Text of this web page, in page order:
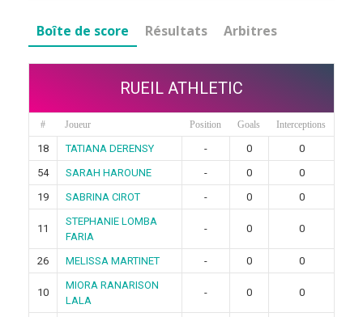
Boîte de score Résultats Arbitres
RUEIL ATHLETIC
# Joueur Position Goals Interceptions
18 TATIANA DERENSY - 0
0
54
SARAH HAROUNE - 0
0
19
SABRINA CIROT - 0 0
11
STEPHANIE LOMBA
FARIA
- 0 0
26 MELISSA MARTINET - 0 0
10
MIORA RANARISON
LALA
- 0 0